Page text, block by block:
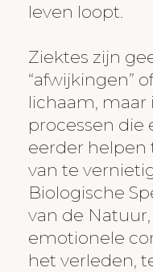
leven loopt.
Ziektes zijn
“afwijkingen”
lichaam,
processen die
eerder helpen
van te
Biologische
van de
emotionele
het verleden,